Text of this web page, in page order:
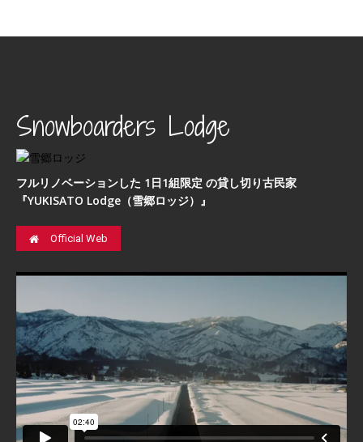
Snowboarders Lodge
フルリノベーションした 1日1組限定 の貸し切り古民家
『YUKISATO Lodge（雪郷ロッジ）』
Official Web